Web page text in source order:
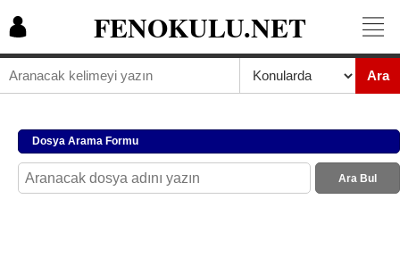
FENOKULU.NET
Ara
Dosya Arama Formu
Ara Bul